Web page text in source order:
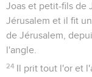
Joas et petit-fils de
Jérusalem et il fit
de Jérusalem,
l'angle.
24 Il prit tout l'or et